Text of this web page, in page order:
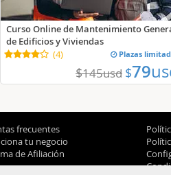
Curso Online de Mantenimiento
de Edificios y Viviendas
(4) Plazas
$145usd $79
frecuentes
tu negocio
de Afiliación